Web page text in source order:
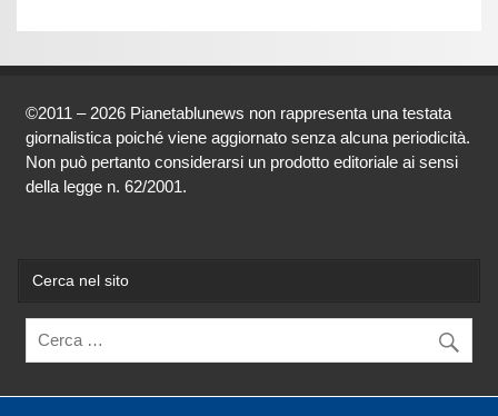
©2011 – 2026 Pianetablunews non rappresenta una testata
giornalistica poiché viene aggiornato senza alcuna periodicità.
Non può pertanto considerarsi un prodotto editoriale ai sensi
della legge n. 62/2001.
Cerca nel sito